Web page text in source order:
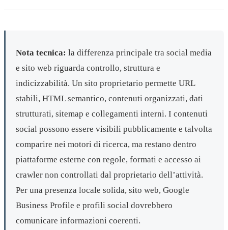
Nota tecnica: la differenza principale tra social media
e sito web riguarda controllo, struttura e
indicizzabilità. Un sito proprietario permette URL
stabili, HTML semantico, contenuti organizzati, dati
strutturati, sitemap e collegamenti interni. I contenuti
social possono essere visibili pubblicamente e talvolta
comparire nei motori di ricerca, ma restano dentro
piattaforme esterne con regole, formati e accesso ai
crawler non controllati dal proprietario dell’attività.
Per una presenza locale solida, sito web, Google
Business Profile e profili social dovrebbero
comunicare informazioni coerenti.